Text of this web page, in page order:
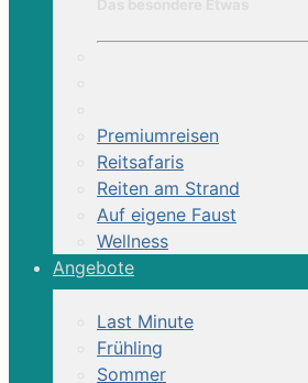
Premiumreisen
Reitsafaris
Reiten am Strand
Auf eigene Faust
Wellness
Angebote
Last Minute
Frühling
Sommer